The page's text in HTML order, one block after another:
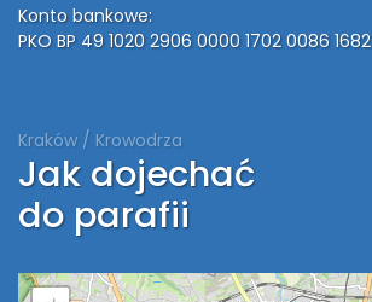
Konto bankowe:
PKO BP 49 1020 2906 0000 1702 0086 1682
Kraków / Krowodrza
Jak dojechać
do parafii